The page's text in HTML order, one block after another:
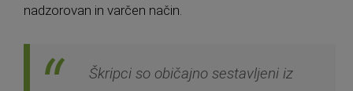
nadzorovan in varčen način.
Škripci so običajno sestavljeni iz